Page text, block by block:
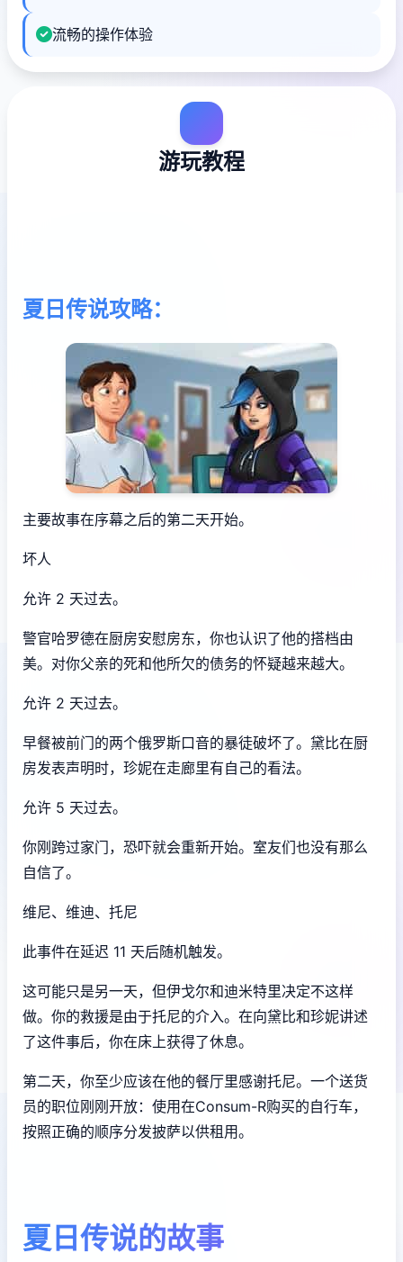
流畅的操作体验
游玩教程
夏日传说攻略：
主要故事在序幕之后的第二天开始。
坏人
允许 2 天过去。
警官哈罗德在厨房安慰房东，你也认识了他的搭档由
美。对你父亲的死和他所欠的债务的怀疑越来越大。
允许 2 天过去。
早餐被前门的两个俄罗斯口音的暴徒破坏了。黛比在厨
房发表声明时，珍妮在走廊里有自己的看法。
允许 5 天过去。
你刚跨过家门，恐吓就会重新开始。室友们也没有那么
自信了。
维尼、维迪、托尼
此事件在延迟 11 天后随机触发。
这可能只是另一天，但伊戈尔和迪米特里决定不这样
做。你的救援是由于托尼的介入。在向黛比和珍妮讲述
了这件事后，你在床上获得了休息。
第二天，你至少应该在他的餐厅里感谢托尼。一个送货
员的职位刚刚开放：使用在Consum-R购买的自行车，
按照正确的顺序分发披萨以供租用。
夏日传说的故事